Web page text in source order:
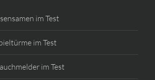
im Test
im Test
im Test